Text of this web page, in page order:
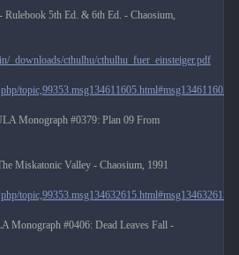
- Rulebook 5th Ed. & 6th Ed. - Chaosium,
_downloads/cthulhu/cthulhu_fuer_einsteiger.pdf
topic,99353.msg134611605.html#msg134611605
Monograph #0379: Plan 09 From
Miskatonic Valley - Chaosium, 1991
topic,99353.msg134632615.html#msg134632615
Monograph #0406: Dead Leaves Fall -